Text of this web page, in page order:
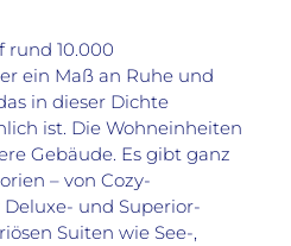
rund 10.000
ein Maß an Ruhe und
in dieser Dichte
ist. Die Wohneinheiten
Gebäude. Es gibt ganz
– von Cozy-
und Superior-
Suiten wie See-,